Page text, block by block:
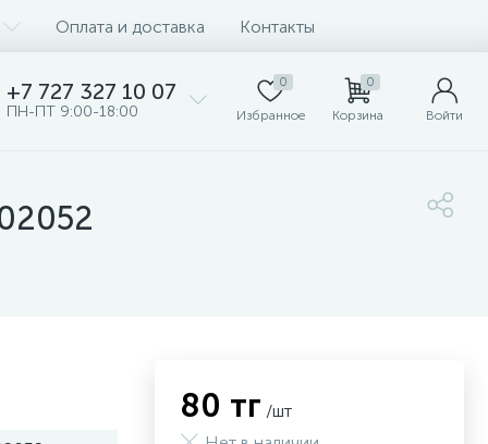
Оплата и доставка Контакты
+7 727 327 10 07
ПН-ПТ 9:00-18:00
0
Избранное
0
Корзина Войти
80 тг /шт